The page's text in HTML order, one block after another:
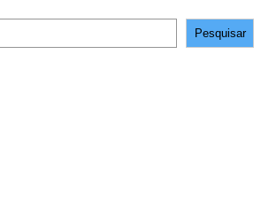
Pesquisar